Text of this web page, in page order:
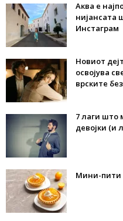
Аква е
нијансата
Инстаграм
Новиот
освојува
врските
7 лаги што
девојки (и
Мини-пити